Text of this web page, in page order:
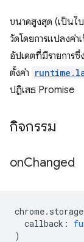
ขนาดสูงสุด (เป็นไ
วัดโดยการแปลงค่า
อัปเดตที่มีรายการ
ตั้งค่า
ปฏิเสธ Promise
กิจกรรม
onChanged
chrome. storage
callback :
)